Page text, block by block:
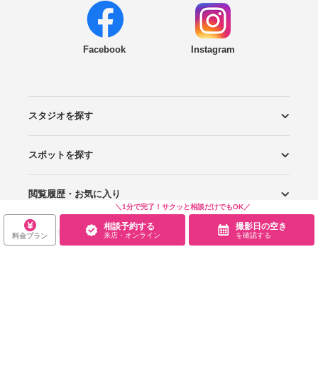
＼1分で完了！サクッと相談だけでもOK／
料金プラン
相談予約する
来店・オンライン
撮影日の空き
を確認する
Facebook Instagram
スタジオを探す
エリアから探す
こだわりから探す
NEW PHOTO STYLE
プランから探す
フォトタイプ診断
フォトグラファーから探す
国内リゾートから探す
スポットを探す
ロケーションから探す
スタジオから探す
閲覧履歴・お気に入り
閲覧スタジオ
お気に入り
お役立ち情報